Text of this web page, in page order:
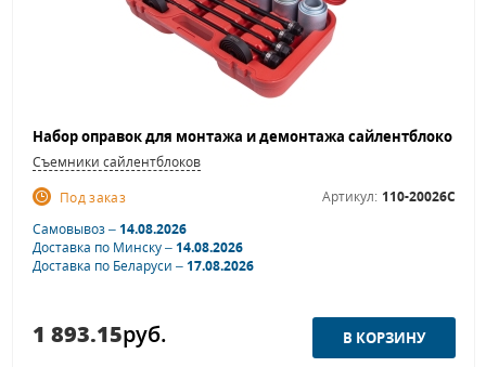
Съемники сайлентблоков
Под заказ
Артикул: 110-20026C
Самовывоз –14.08.2026
Доставка по Минску –14.08.2026
Доставка по Беларуси –17.08.2026
1 893.15руб.